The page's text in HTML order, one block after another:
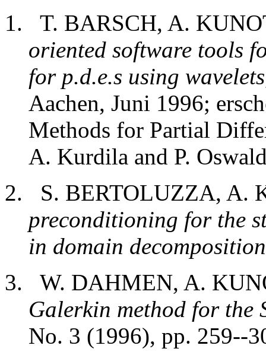
T. BARSCH, A.
oriented software tools
for p.d.e.s using wavelets
Aachen, Juni 1996;
Methods for Partial
A. Kurdila and P.
S. BERTOLUZZA, A.
preconditioning for the
in domain decomposition
W. DAHMEN, A.
Galerkin method for the
No. 3 (1996), pp. 259--